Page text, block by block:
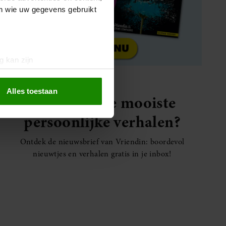
wie uw gegevens gebruikt
kan zijn
te bieden en om ons
partners voor social
die u aan ze heeft
met onze cookies als u
Alles toestaan
Elke week de mooiste
persoonlijke verhalen?
Ontdek de nieuwsbrief van Vriendin: boordevol
nieuwtjes en verhalen gratis in je inbox!